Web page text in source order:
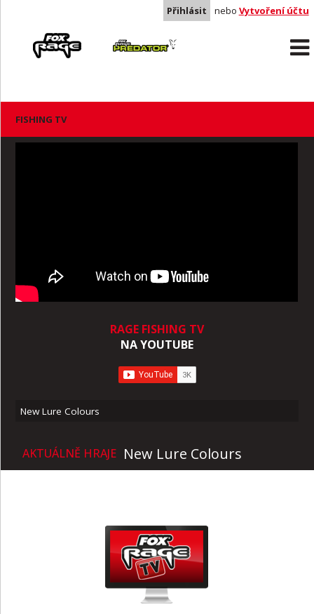
Přihlásit nebo Vytvoření účtu
Predator
FISHING TV
RAGE FISHING TV
NA YOUTUBE
New Lure Colours
AKTUÁLNĚ HRAJE New Lure Colours